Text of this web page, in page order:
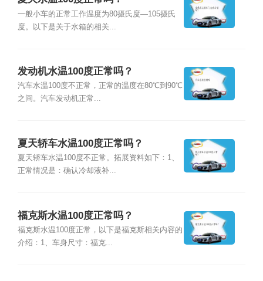
一般小车的正常工作温度为80摄氏度—105摄氏
度。以下是关于水箱的相关...
发动机水温100度正常吗？
汽车水温100度不正常，正常的温度在80℃到90℃
之间。汽车发动机正常...
夏天轿车水温100度正常吗？
夏天轿车水温100度不正常。拓展资料如下：1、
正常情况是：确认冷却液补...
福克斯水温100度正常吗？
福克斯水温100度正常，以下是福克斯相关内容的
介绍：1、车身尺寸：福克...